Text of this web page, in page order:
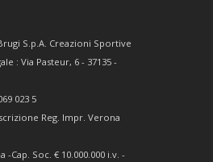
S.p.A. Creazioni Sportive
: Via Pasteur, 6 - 37135 -
023 5
Reg. Impr. Verona
-Cap. Soc. € 10.000.000 i.v. -